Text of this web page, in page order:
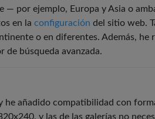
por ejemplo, Europa y Asia o
en la configuración del sitio web.
o en diferentes. Además,
de búsqueda avanzada.
añadido compatibilidad con
y las de las galerías no